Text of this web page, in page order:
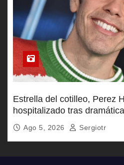
s
Estrella del cotilleo, Perez
hospitalizado tras
TikTok
Ago 5, 2026 Sergiotr